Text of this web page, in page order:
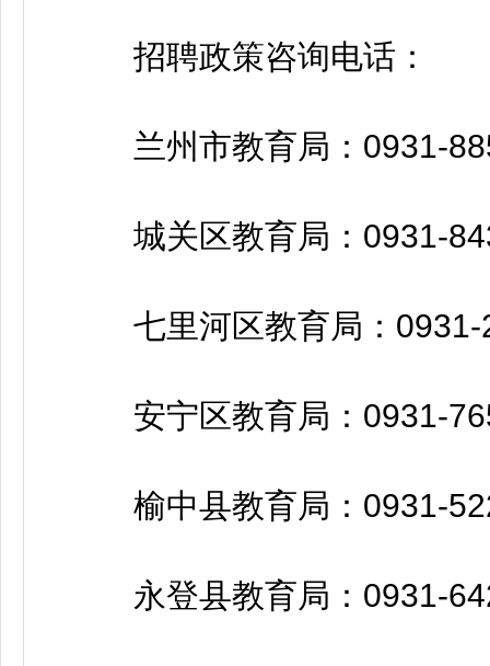
招聘政策咨询电话：
兰州市教育局：0931-
城关区教育局：0931-
七里河区教育局：0931-
安宁区教育局：0931-
榆中县教育局：0931-
永登县教育局：0931-